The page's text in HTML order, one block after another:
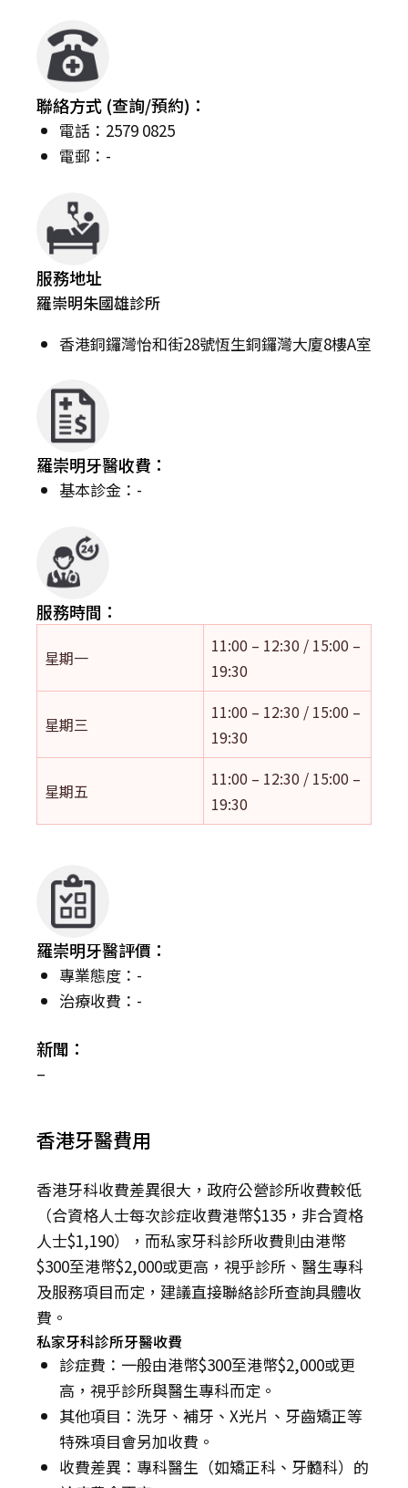
聯絡方式 (查詢/預約)：
電話：2579 0825
電郵：-
服務地址
羅崇明朱國雄診所
香港銅鑼灣怡和街28號恆生銅鑼灣大廈8樓A室
羅崇明牙醫收費：
基本診金：-
服務時間：
星期一
11:00 – 12:30 / 15:00 –
19:30
星期三
11:00 – 12:30 / 15:00 –
19:30
星期五
11:00 – 12:30 / 15:00 –
19:30
羅崇明牙醫評價：
專業態度：-
治療收費：-
新聞：
–
香港牙醫費用
香港牙科收費差異很大，政府公營診所收費較低
（合資格人士每次診症收費港幣$135，非合資格
人士$1,190），而私家牙科診所收費則由港幣
$300至港幣$2,000或更高，視乎診所、醫生專科
及服務項目而定，建議直接聯絡診所查詢具體收
費。
私家牙科診所牙醫收費
診症費：一般由港幣$300至港幣$2,000或更
高，視乎診所與醫生專科而定。
其他項目：洗牙、補牙、X光片、牙齒矯正等
特殊項目會另加收費。
收費差異：專科醫生（如矯正科、牙髓科）的